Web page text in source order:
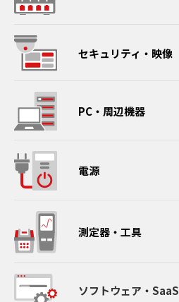
セキュリティ・映像
PC・周辺機器
電源
測定器・工具
ソフトウェア・SaaS